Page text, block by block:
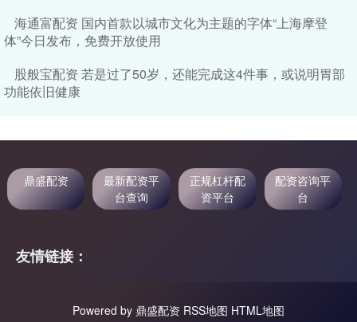
海通富配资 国内首款以城市文化为主题的字体“上海摩登
体”今日发布，免费开放使用
股般宝配资 若是过了50岁，还能完成这4件事，或说明胃部
功能依旧健康
鼎盛配资
最新配资平
台查询
正规杠杆配
资平台
配资咨询平
台
友情链接：
Powered by 鼎盛配资 RSS地图 HTML地图